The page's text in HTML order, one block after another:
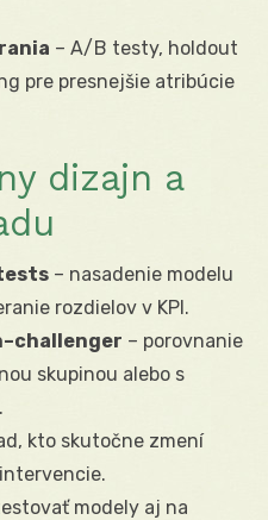
– A/B testy, holdout
pre presnejšie atribúcie
dizajn a
– nasadenie modelu
rozdielov v KPI.
– porovnanie
skupinou alebo s
kto skutočne zmení
modely aj na